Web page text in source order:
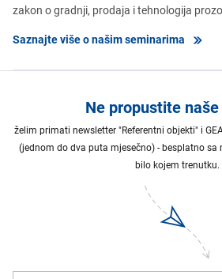
zakon o gradnji, prodaja i tehnologija
Saznajte više o našim seminarima
Ne propustite
želim primati newsletter "Referentni objekti" i
(jednom do dva puta mjesečno) - besplatno
bilo kojem trenutku.